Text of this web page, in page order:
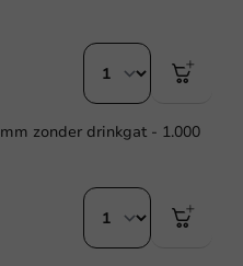
zonder drinkgat - 1.000